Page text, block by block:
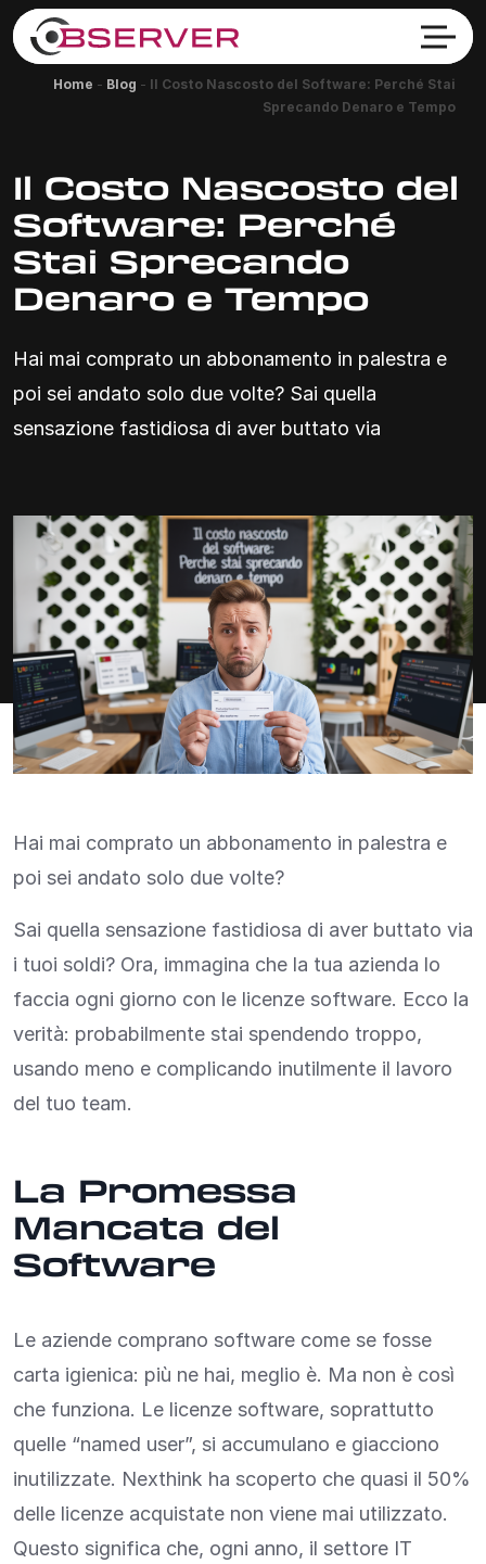
Home - Blog - Il Costo Nascosto del Software: Perché Stai
Sprecando Denaro e Tempo
Il Costo Nascosto del
Software: Perché
Stai Sprecando
Denaro e Tempo
Hai mai comprato un abbonamento in palestra e
poi sei andato solo due volte? Sai quella
sensazione fastidiosa di aver buttato via
Hai mai comprato un abbonamento in palestra e
poi sei andato solo due volte?
Sai quella sensazione fastidiosa di aver buttato via
i tuoi soldi? Ora, immagina che la tua azienda lo
faccia ogni giorno con le licenze software. Ecco la
verità: probabilmente stai spendendo troppo,
usando meno e complicando inutilmente il lavoro
del tuo team.
La Promessa
Mancata del
Software
Le aziende comprano software come se fosse
carta igienica: più ne hai, meglio è. Ma non è così
che funziona. Le licenze software, soprattutto
quelle “named user”, si accumulano e giacciono
inutilizzate. Nexthink ha scoperto che quasi il 50%
delle licenze acquistate non viene mai utilizzato.
Questo significa che, ogni anno, il settore IT